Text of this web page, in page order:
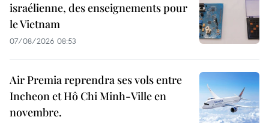
israélienne, des enseignements pour
le Vietnam
07/08/2026 08:53
Air Premia reprendra ses vols entre
Incheon et Hô Chi Minh-Ville en
novembre.